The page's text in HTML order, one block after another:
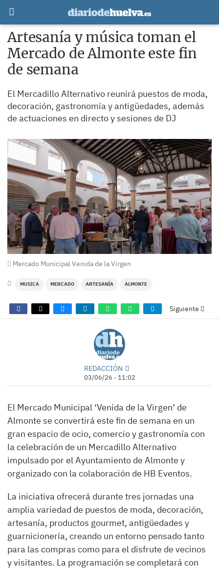
Artesanía y música toman el
Mercado de Almonte este fin
de semana
El Mercadillo Alternativo reunirá puestos de moda,
decoración, gastronomía y antigüedades, además
de actuaciones en directo y sesiones de DJ
Mercado Municipal Venida de la Virgen
MUSICA MERCADO ARTESANÍA ALMONTE
Siguiente
REDACCIÓN
03/06/26 - 11:02
El Mercado Municipal ‘Venida de la Virgen’ de
Almonte se convertirá este fin de semana en un
gran espacio de ocio, comercio y gastronomía con
la celebración de un Mercadillo Alternativo
impulsado por el Ayuntamiento de Almonte y
organizado con la colaboración de HB Eventos.
La iniciativa ofrecerá durante tres jornadas una
amplia variedad de puestos de moda, decoración,
artesanía, productos gourmet, antigüedades y
guarnicionería, creando un entorno pensado tanto
para las compras como para el disfrute de vecinos
y visitantes. La programación se completará con